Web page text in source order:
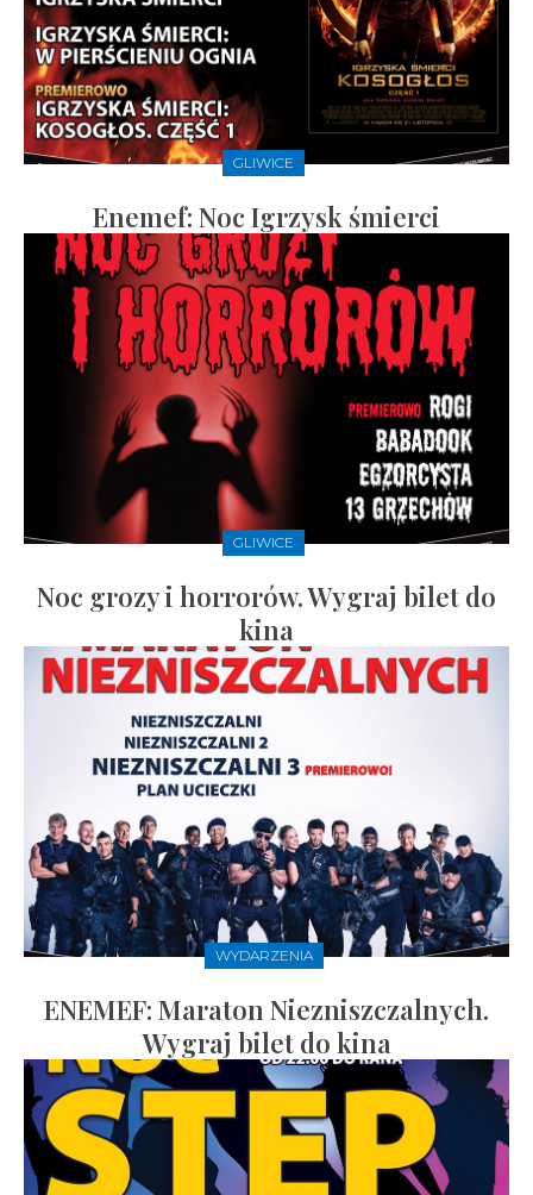
GLIWICE
Enemef: Noc Igrzysk śmierci
GLIWICE
Noc grozy i horrorów. Wygraj bilet do
kina
WYDARZENIA
ENEMEF: Maraton Niezniszczalnych.
Wygraj bilet do kina